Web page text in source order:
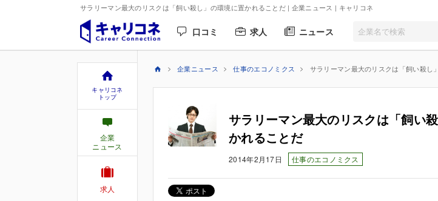
サラリーマン最大のリスクは「飼い殺し」の環境に置かれることだ | 企業ニュース | キャリコネ
口コミ 求人 ニュース
キャリコネ
トップ
企業
ニュース
求人
企業ニュース 仕事のエコノミクス サラリーマン最大のリスクは「飼い殺し
サラリーマン最大のリスクは「飼い
かれることだ
2014年2月17日 仕事のエコノミクス